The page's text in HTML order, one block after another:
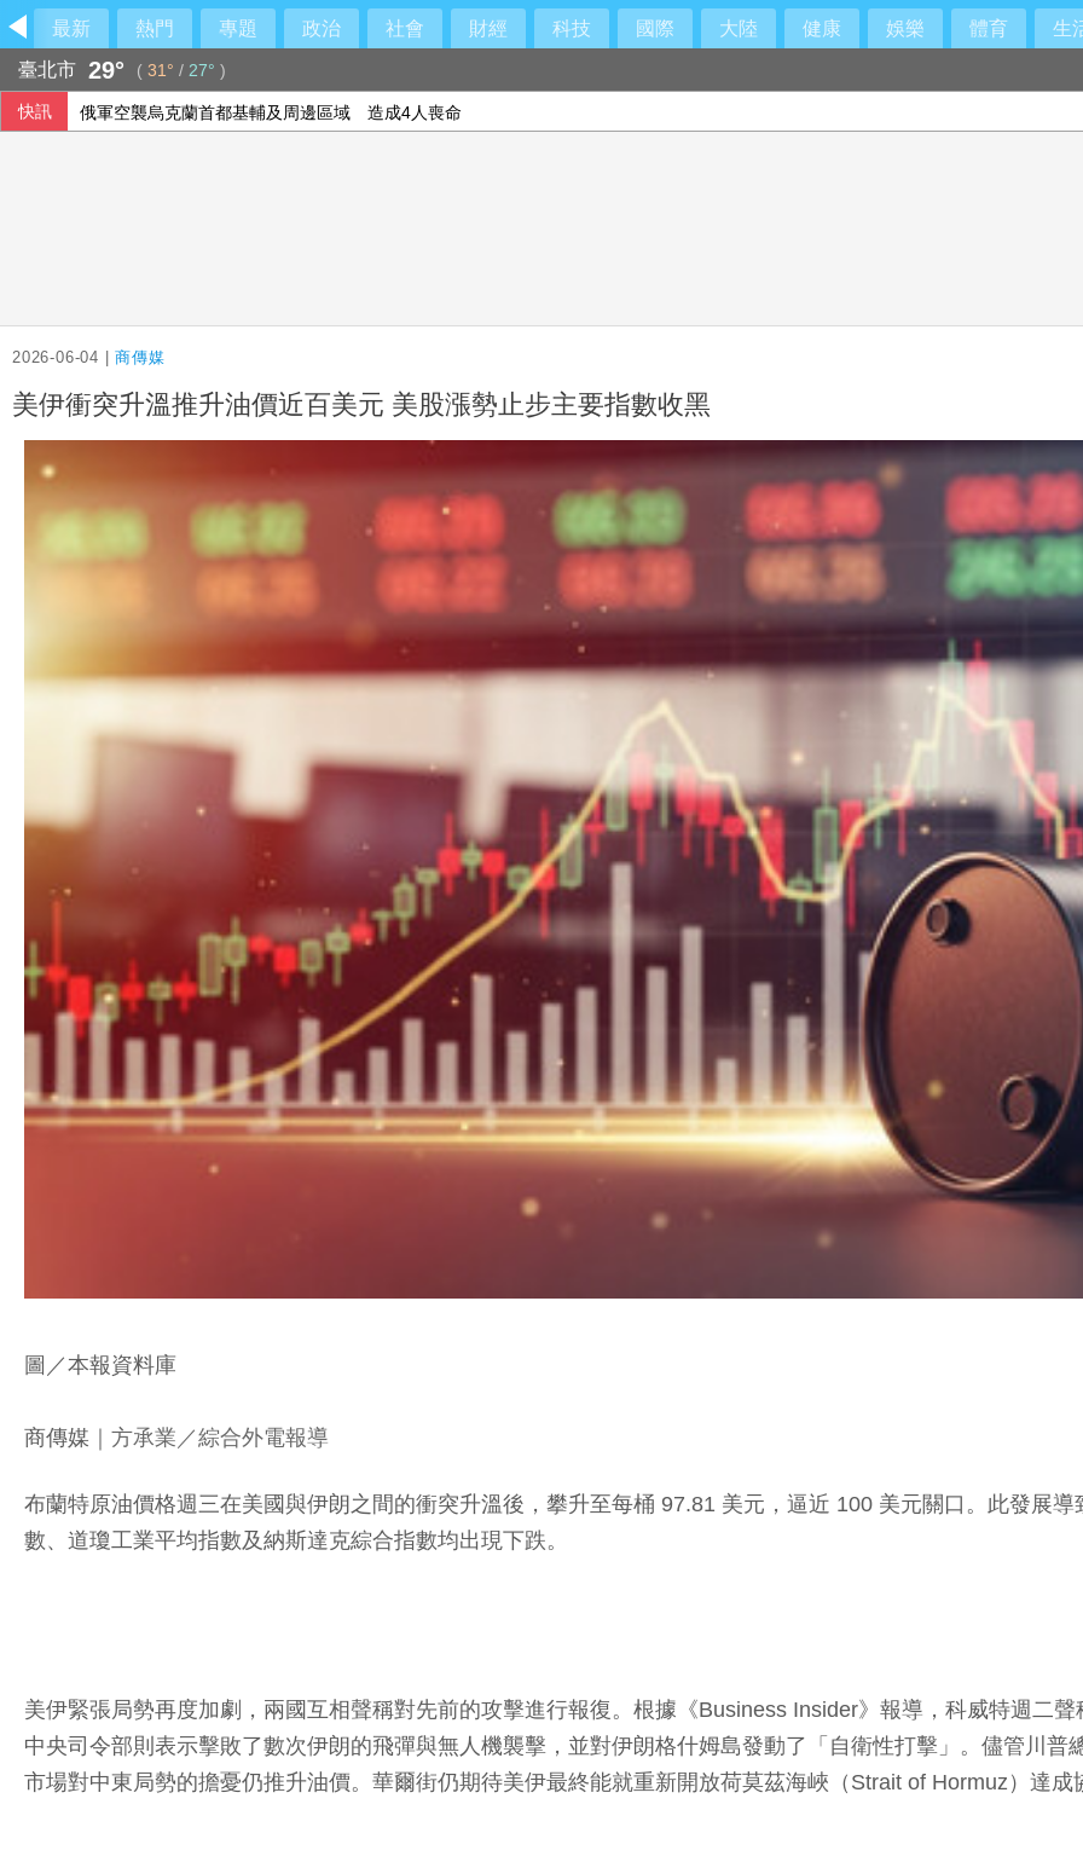
最新 熱門 專題 政治 社會 財經 科技 國際 大陸 健康 娛樂 體育 生
臺北市 29° ( 31° / 27° )
快訊 俄軍空襲烏克蘭首都基輔及周邊區域 造成4人喪命
2026-06-04 |商傳媒
美伊衝突升溫推升油價近百美元 美股漲勢止步主要指數收黑
圖／本報資料庫
商傳媒 ｜方承業／綜合外電報導
布蘭特原油價格週三在美國與伊朗之間的衝突升溫後，攀升至每桶 97.81 美元，逼近 100 美元關口。此發展
數、道瓊工業平均指數及納斯達克綜合指數均出現下跌。
美伊緊張局勢再度加劇，兩國互相聲稱對先前的攻擊進行報復。根據《Business Insider》報導，科威特週二
中央司令部則表示擊敗了數次伊朗的飛彈與無人機襲擊，並對伊朗格什姆島發動了「自衛性打擊」。儘管川
市場對中東局勢的擔憂仍推升油價。華爾街仍期待美伊最終能就重新開放荷莫茲海峽（Strait of Hormuz）達成